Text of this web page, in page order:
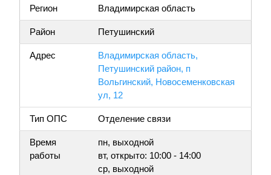
Регион Владимирская область
Район Петушинский
Адрес
Владимирская область,
Петушинский район, п
Вольгинский, Новосеменковская
ул, 12
Тип ОПС Отделение связи
Время
работы
пн, выходной
вт, открыто: 10:00 - 14:00
ср, выходной